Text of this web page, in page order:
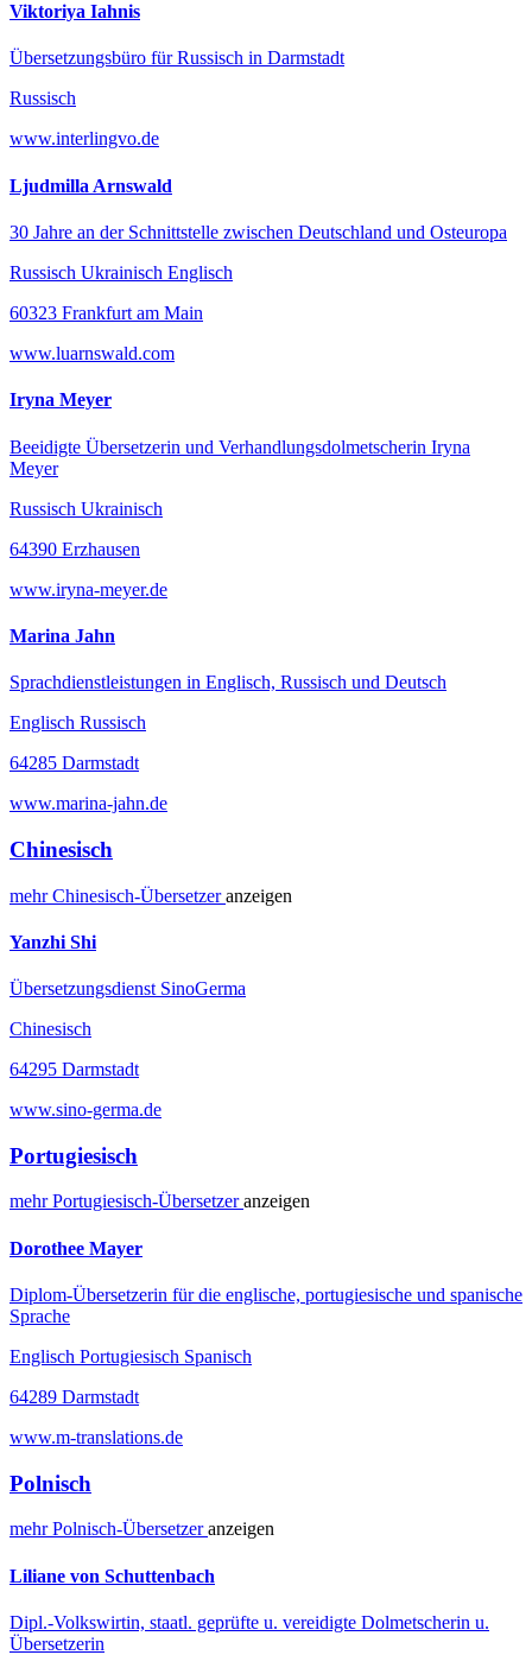
Viktoriya Iahnis
Übersetzungsbüro für Russisch in Darmstadt
Russisch
www.interlingvo.de
Ljudmilla Arnswald
30 Jahre an der Schnittstelle zwischen Deutschland und Osteuropa
Russisch Ukrainisch Englisch
60323 Frankfurt am Main
www.luarnswald.com
Iryna Meyer
Beeidigte Übersetzerin und Verhandlungsdolmetscherin Iryna
Meyer
Russisch Ukrainisch
64390 Erzhausen
www.iryna-meyer.de
Marina Jahn
Sprachdienstleistungen in Englisch, Russisch und Deutsch
Englisch Russisch
64285 Darmstadt
www.marina-jahn.de
Chinesisch
mehrChinesisch-Übersetzeranzeigen
Yanzhi Shi
Übersetzungsdienst SinoGerma
Chinesisch
64295 Darmstadt
www.sino-germa.de
Portugiesisch
mehrPortugiesisch-Übersetzeranzeigen
Dorothee Mayer
Diplom-Übersetzerin für die englische, portugiesische und spanische
Sprache
Englisch Portugiesisch Spanisch
64289 Darmstadt
www.m-translations.de
Polnisch
mehrPolnisch-Übersetzeranzeigen
Liliane von Schuttenbach
Dipl.-Volkswirtin, staatl. geprüfte u. vereidigte Dolmetscherin u.
Übersetzerin